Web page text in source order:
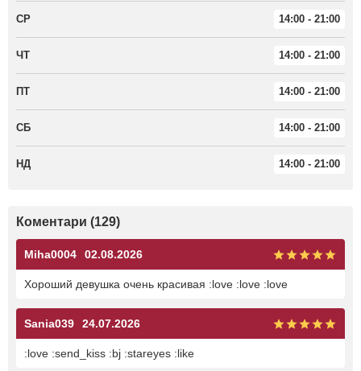
СР 14:00 - 21:00
ЧТ 14:00 - 21:00
ПТ 14:00 - 21:00
СБ 14:00 - 21:00
НД 14:00 - 21:00
Коментари (129)
Miha0004 02.08.2026
Хороший девушка очень красивая :love :love :love
Sania039 24.07.2026
:love :send_kiss :bj :stareyes :like